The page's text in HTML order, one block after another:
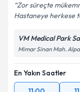
Zor süreçte
Hastaneye herkese
VM Medical Park
Mimar Sinan Mah.
En Yakın Saatler